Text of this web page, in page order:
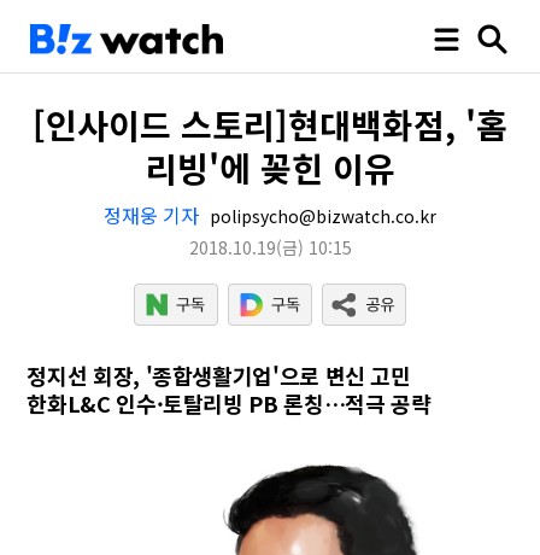
[인사이드 스토리]현대백화점, '홈
리빙'에 꽂힌 이유
정재웅 기자 polipsycho@bizwatch.co.kr
2018.10.19(금) 10:15
정지선 회장, '종합생활기업'으로 변신 고민
한화L&C 인수·토탈리빙 PB 론칭…적극 공략